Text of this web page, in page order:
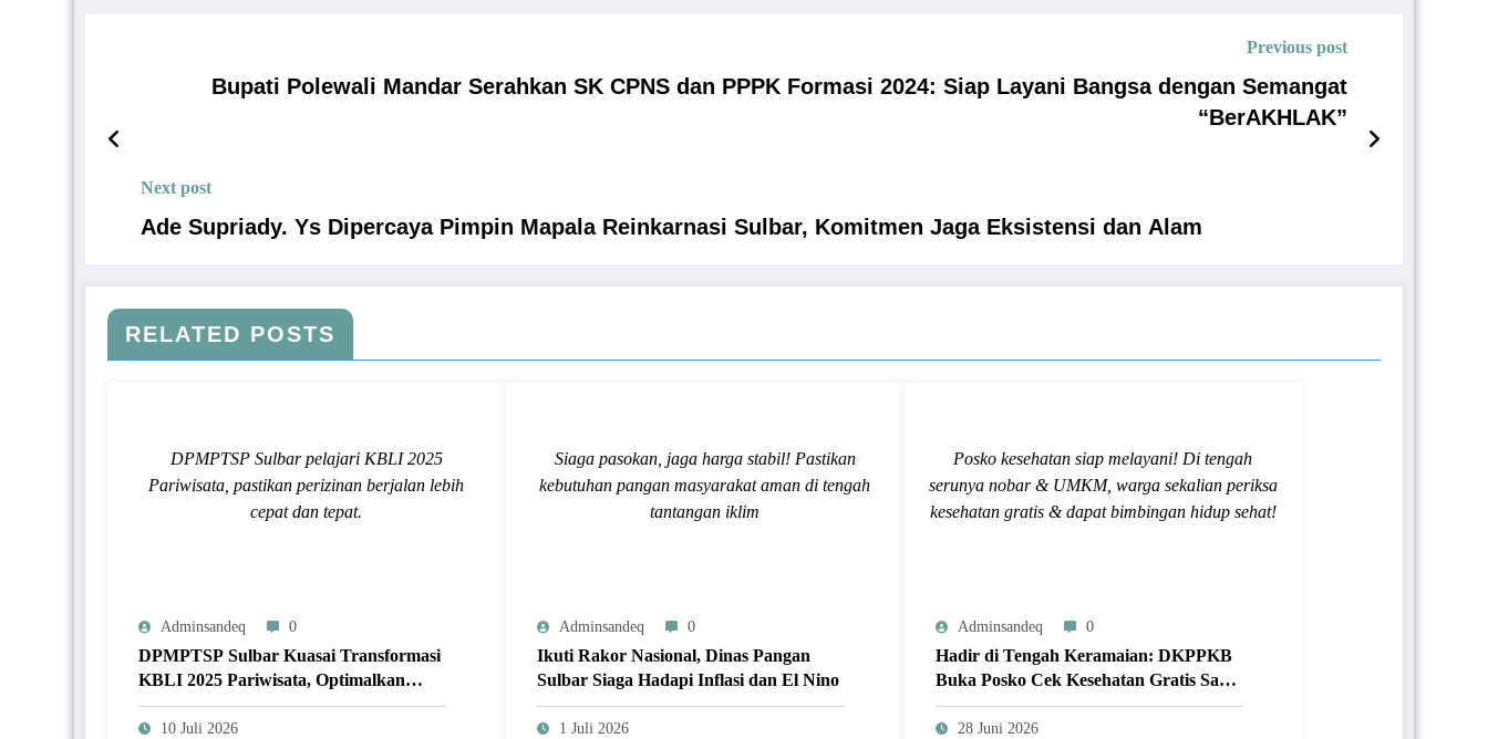
Previous post
Bupati Polewali Mandar Serahkan SK CPNS dan PPPK Formasi 2024: Siap Layani Bangsa dengan Semangat
“BerAKHLAK”
Next post
Ade Supriady. Ys Dipercaya Pimpin Mapala Reinkarnasi Sulbar, Komitmen Jaga Eksistensi dan Alam
RELATED POSTS
DPMPTSP Sulbar pelajari KBLI 2025
Pariwisata, pastikan perizinan berjalan lebih
cepat dan tepat.
Adminsandeq 0
DPMPTSP Sulbar Kuasai Transformasi
KBLI 2025 Pariwisata, Optimalkan
Perizinan Lewat Sistem OSS
10 Juli 2026
Siaga pasokan, jaga harga stabil! Pastikan
kebutuhan pangan masyarakat aman di tengah
tantangan iklim
Adminsandeq 0
Ikuti Rakor Nasional, Dinas Pangan
Sulbar Siaga Hadapi Inflasi dan El Nino
1 Juli 2026
Posko kesehatan siap melayani! Di tengah
serunya nobar & UMKM, warga sekalian periksa
kesehatan gratis & dapat bimbingan hidup sehat!
Adminsandeq 0
Hadir di Tengah Keramaian: DKPPKB
Buka Posko Cek Kesehatan Gratis Saat
Nobar & Festival UMKM
28 Juni 2026